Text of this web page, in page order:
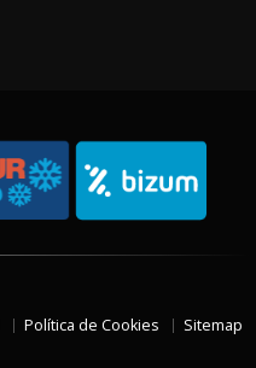
Política de Cookies Sitemap